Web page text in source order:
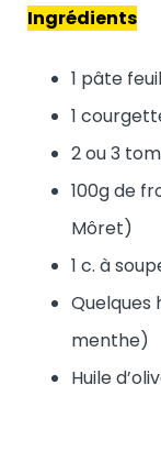
Ingrédients
1 pâte
1
2 ou 3
100g de
Môret)
1 c. à
menthe)
Huile